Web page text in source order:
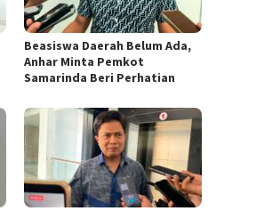
Beasiswa Daerah Belum Ada,
Anhar Minta Pemkot
Samarinda Beri Perhatian